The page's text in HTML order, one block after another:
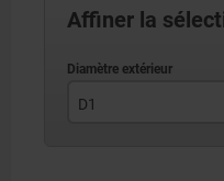
Affiner la
D1